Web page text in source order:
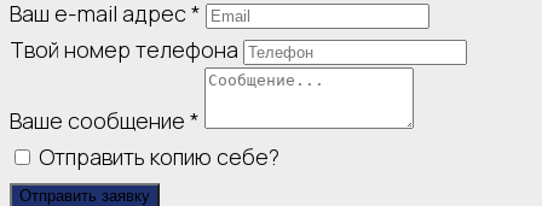
Ваш e-mail адрес*
Твой номер телефона
Ваше сообщение *
Отправить копию себе?
Отправить заявку